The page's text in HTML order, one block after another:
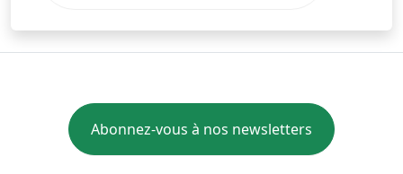
Abonnez-vous à nos newsletters